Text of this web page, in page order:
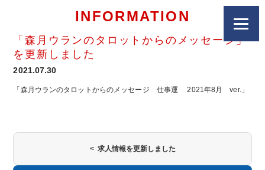
INFORMATION
「森月ウランのタロットからのメッセージ」
を更新しました
2021.07.30
「森月ウランのタロットからのメッセージ 仕事運 2021年8月 ver.」
< 求人情報を更新しました